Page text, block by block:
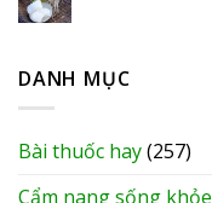
DANH MỤC
Bài thuốc hay(257)
Cẩm nang sống khỏe